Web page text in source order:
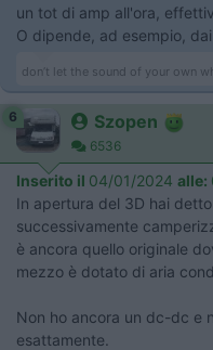
un tot di amp all'ora,
O dipende, ad esempio,
don’t let the sound of your own
6 Szopen
6536
Inserito il 04/01/2024 alle:
In apertura del 3D hai
successivamente
è ancora quello originale
mezzo è dotato di aria
Non ho ancora un dc-dc e
esattamente.